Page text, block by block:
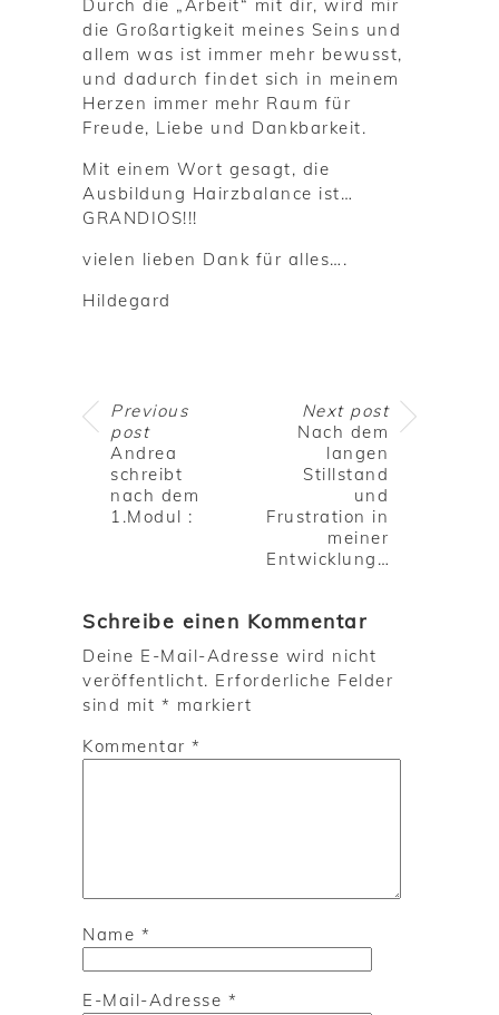
Durch die „Arbeit“ mit dir, wird mir
die Großartigkeit meines Seins und
allem was ist immer mehr bewusst,
und dadurch findet sich in meinem
Herzen immer mehr Raum für
Freude, Liebe und Dankbarkeit.
Mit einem Wort gesagt, die
Ausbildung Hairzbalance ist…
GRANDIOS!!!
vielen lieben Dank für alles….
Hildegard
Previous
post
Andrea
schreibt
nach dem
1.Modul :
Next post
Nach dem
langen
Stillstand
und
Frustration in
meiner
Entwicklung…
Schreibe einen Kommentar
Deine E-Mail-Adresse wird nicht
veröffentlicht. Erforderliche Felder
sind mit * markiert
Kommentar *
Name *
E-Mail-Adresse *